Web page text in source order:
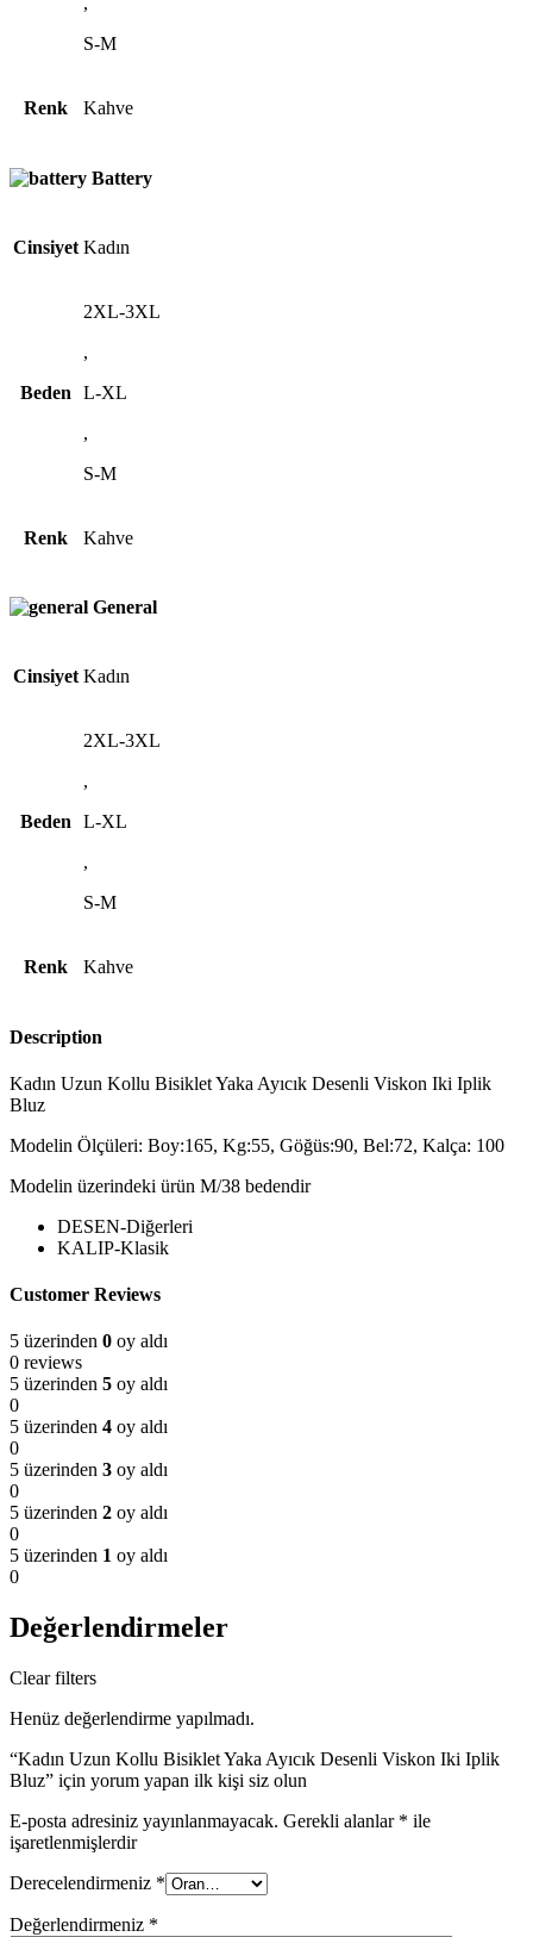
S-M
Renk Kahve
Battery
Cinsiyet Kadın
Beden
2XL-3XL
,
L-XL
,
S-M
Renk Kahve
General
Cinsiyet Kadın
Beden
2XL-3XL
,
L-XL
,
S-M
Renk Kahve
Description
Kadın Uzun Kollu Bisiklet Yaka Ayıcık Desenli Viskon Iki Iplik
Bluz
Modelin Ölçüleri: Boy:165, Kg:55, Göğüs:90, Bel:72, Kalça: 100
Modelin üzerindeki ürün M/38 bedendir
DESEN-Diğerleri
KALIP-Klasik
Customer Reviews
5 üzerinden 0 oy aldı
0 reviews
5 üzerinden 5 oy aldı
0
5 üzerinden 4 oy aldı
0
5 üzerinden 3 oy aldı
0
5 üzerinden 2 oy aldı
0
5 üzerinden 1 oy aldı
0
Değerlendirmeler
Clear filters
Henüz değerlendirme yapılmadı.
“Kadın Uzun Kollu Bisiklet Yaka Ayıcık Desenli Viskon Iki Iplik
Bluz” için yorum yapan ilk kişi siz olun
E-posta adresiniz yayınlanmayacak. Gerekli alanlar * ile
işaretlenmişlerdir
Derecelendirmeniz *
Değerlendirmeniz *